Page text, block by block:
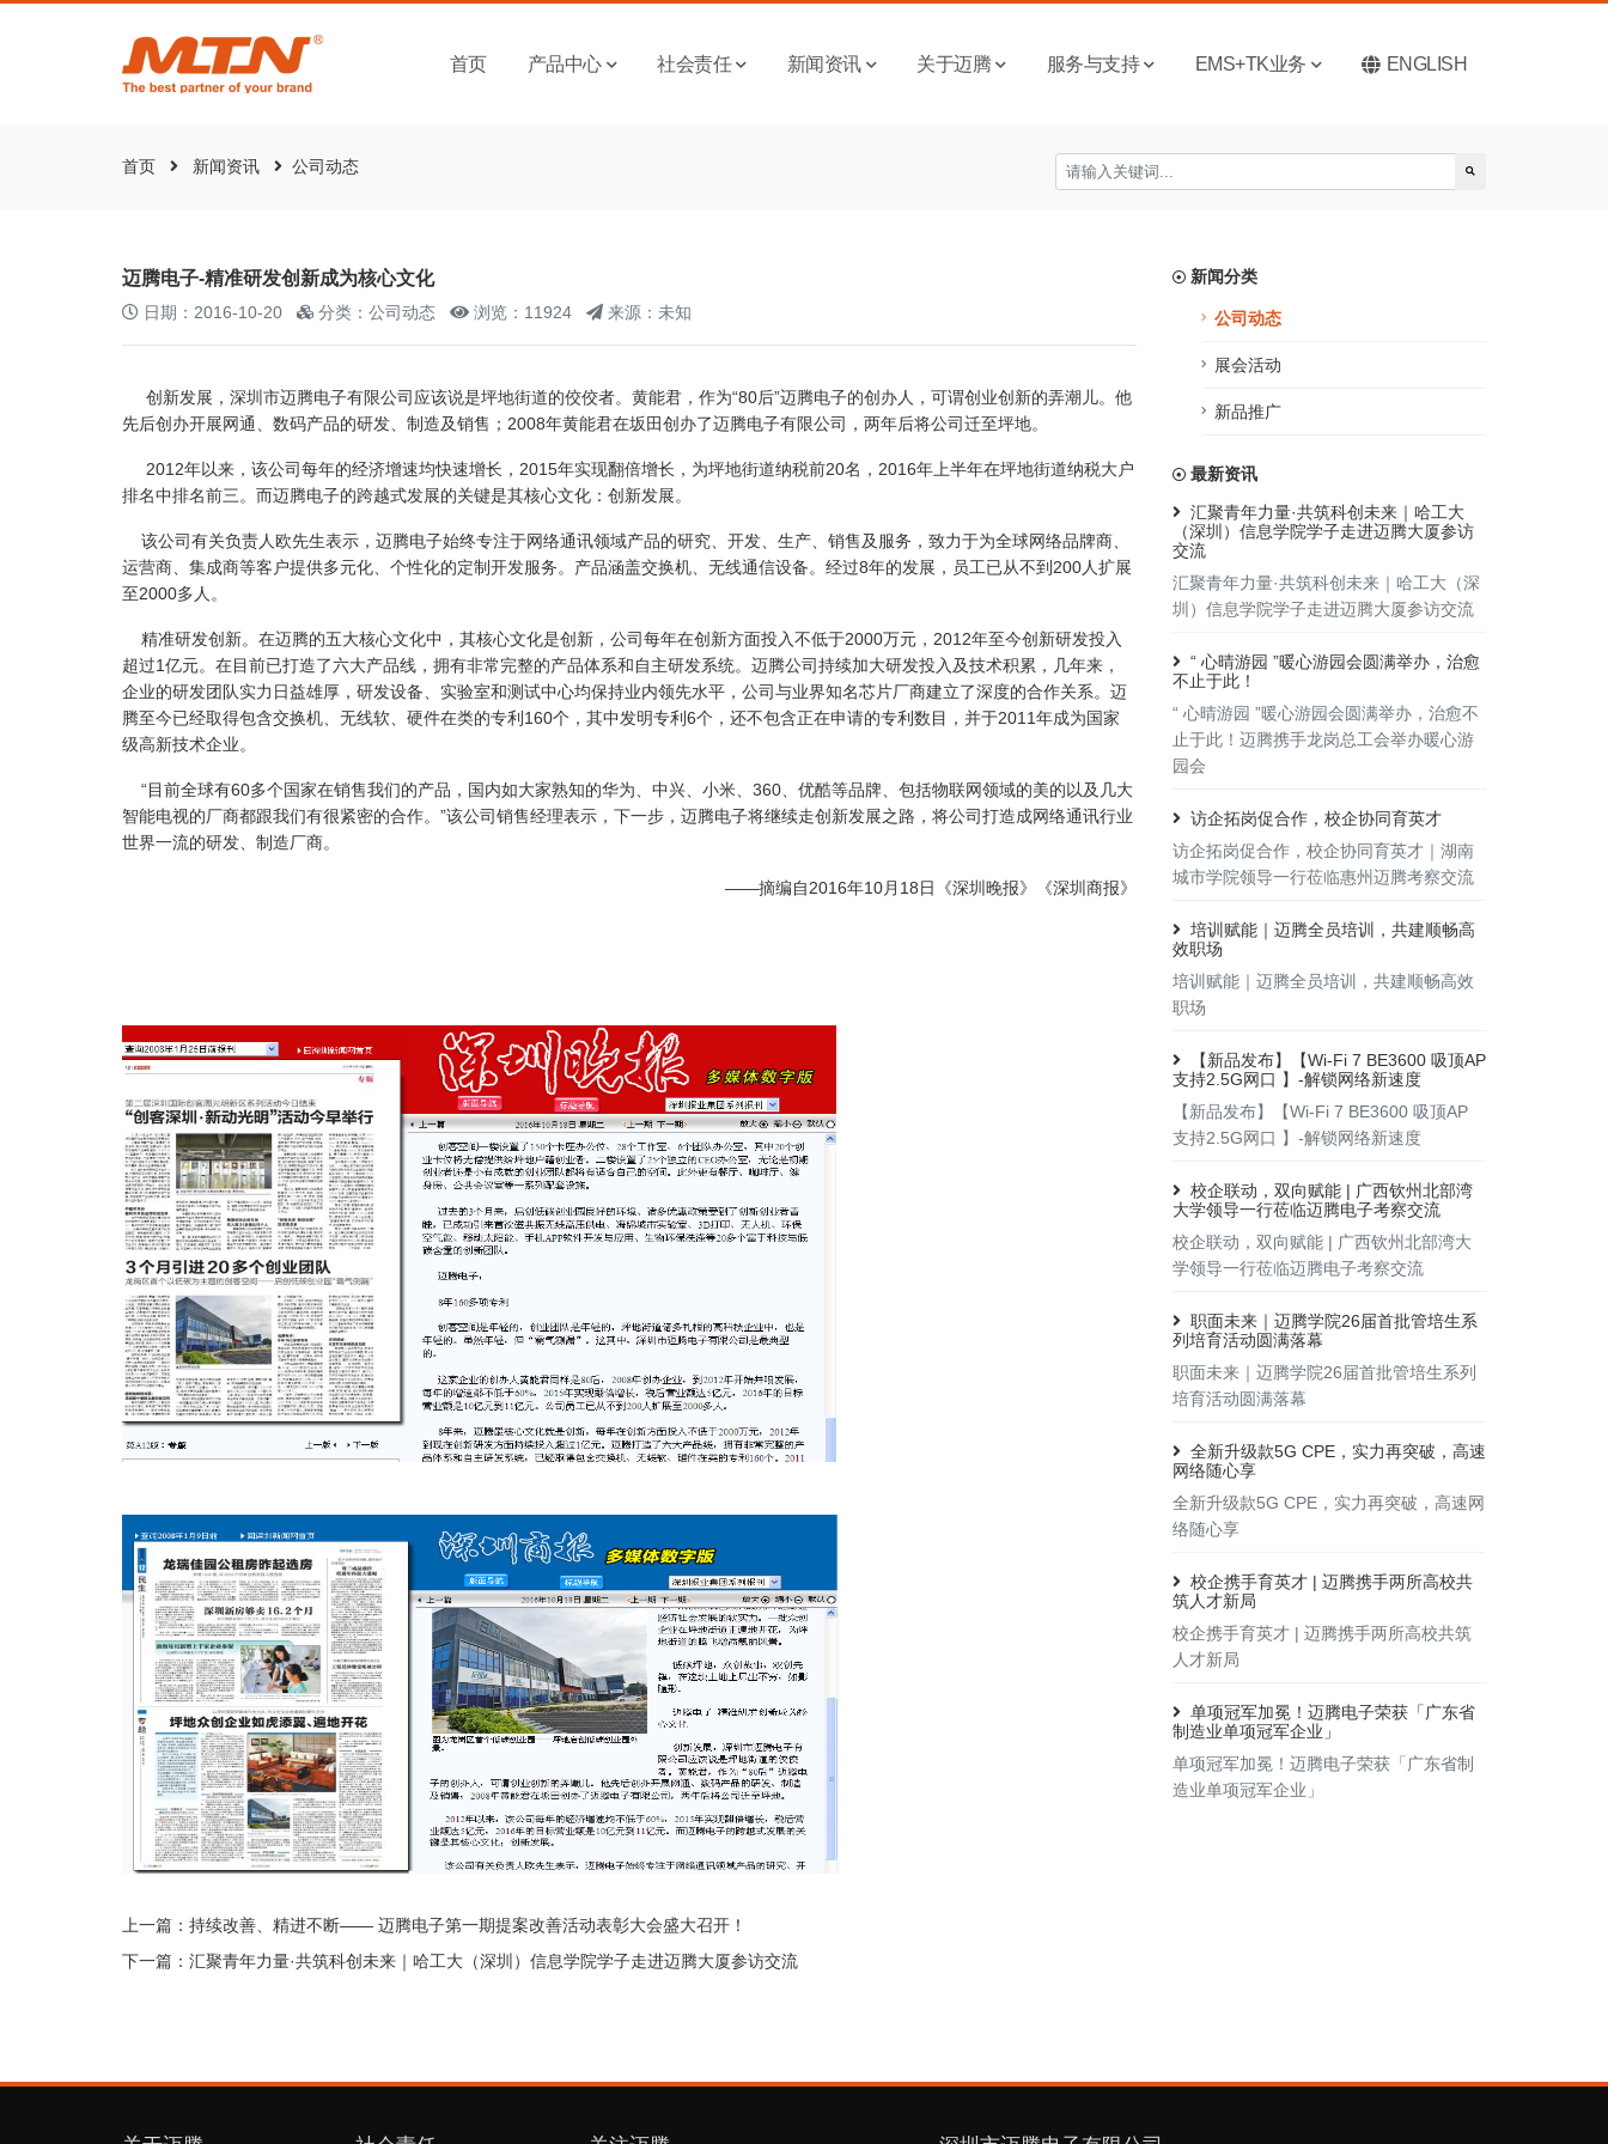
首页 产品中心 社会责任 新闻资讯 关于迈腾 服务与支持 EMS+TK业务 ENGLISH
首页 新闻资讯 公司动态
迈腾电子-精准研发创新成为核心文化
日期：2016-10-20 分类：公司动态 浏览：11924 来源：未知
创新发展，深圳市迈腾电子有限公司应该说是坪地街道的佼佼者。黄能君，作为“80后”迈腾电子的创办人，可谓创业创新的弄潮儿。他
先后创办开展网通、数码产品的研发、制造及销售；2008年黄能君在坂田创办了迈腾电子有限公司，两年后将公司迁至坪地。
2012年以来，该公司每年的经济增速均快速增长，2015年实现翻倍增长，为坪地街道纳税前20名，2016年上半年在坪地街道纳税大户
排名中排名前三。而迈腾电子的跨越式发展的关键是其核心文化：创新发展。
该公司有关负责人欧先生表示，迈腾电子始终专注于网络通讯领域产品的研究、开发、生产、销售及服务，致力于为全球网络品牌商、
运营商、集成商等客户提供多元化、个性化的定制开发服务。产品涵盖交换机、无线通信设备。经过8年的发展，员工已从不到200人扩展
至2000多人。
精准研发创新。在迈腾的五大核心文化中，其核心文化是创新，公司每年在创新方面投入不低于2000万元，2012年至今创新研发投入
超过1亿元。在目前已打造了六大产品线，拥有非常完整的产品体系和自主研发系统。迈腾公司持续加大研发投入及技术积累，几年来，
企业的研发团队实力日益雄厚，研发设备、实验室和测试中心均保持业内领先水平，公司与业界知名芯片厂商建立了深度的合作关系。迈
腾至今已经取得包含交换机、无线软、硬件在类的专利160个，其中发明专利6个，还不包含正在申请的专利数目，并于2011年成为国家
级高新技术企业。
“目前全球有60多个国家在销售我们的产品，国内如大家熟知的华为、中兴、小米、360、优酷等品牌、包括物联网领域的美的以及几大
智能电视的厂商都跟我们有很紧密的合作。”该公司销售经理表示，下一步，迈腾电子将继续走创新发展之路，将公司打造成网络通讯行业
世界一流的研发、制造厂商。
——摘编自2016年10月18日《深圳晚报》《深圳商报》
上一篇： 持续改善、精进不断—— 迈腾电子第一期提案改善活动表彰大会盛大召开！
下一篇： 汇聚青年力量·共筑科创未来｜哈工大（深圳）信息学院学子走进迈腾大厦参访交流
新闻分类
公司动态
展会活动
新品推广
最新资讯
汇聚青年力量·共筑科创未来｜哈工大
（深圳）信息学院学子走进迈腾大厦参访
交流
汇聚青年力量·共筑科创未来｜哈工大（深
圳）信息学院学子走进迈腾大厦参访交流
“ 心晴游园 ”暖心游园会圆满举办，治愈
不止于此！
“ 心晴游园 ”暖心游园会圆满举办，治愈不
止于此！迈腾携手龙岗总工会举办暖心游
园会
访企拓岗促合作，校企协同育英才
访企拓岗促合作，校企协同育英才｜湖南
城市学院领导一行莅临惠州迈腾考察交流
培训赋能｜迈腾全员培训，共建顺畅高
效职场
培训赋能｜迈腾全员培训，共建顺畅高效
职场
【新品发布】【Wi-Fi 7 BE3600 吸顶AP
支持2.5G网口 】-解锁网络新速度
【新品发布】【Wi-Fi 7 BE3600 吸顶AP
支持2.5G网口 】-解锁网络新速度
校企联动，双向赋能 | 广西钦州北部湾
大学领导一行莅临迈腾电子考察交流
校企联动，双向赋能 | 广西钦州北部湾大
学领导一行莅临迈腾电子考察交流
职面未来｜迈腾学院26届首批管培生系
列培育活动圆满落幕
职面未来｜迈腾学院26届首批管培生系列
培育活动圆满落幕
全新升级款5G CPE，实力再突破，高速
网络随心享
全新升级款5G CPE，实力再突破，高速网
络随心享
校企携手育英才 | 迈腾携手两所高校共
筑人才新局
校企携手育英才 | 迈腾携手两所高校共筑
人才新局
单项冠军加冕！迈腾电子荣获「广东省
制造业单项冠军企业」
单项冠军加冕！迈腾电子荣获「广东省制
造业单项冠军企业」